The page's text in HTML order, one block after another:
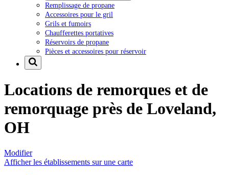
Remplissage de propane
Accessoires pour le gril
Grils et fumoirs
Chaufferettes portatives
Réservoirs de propane
Pièces et accessoires pour réservoir
Locations de remorques et de
remorquage près de Loveland,
OH
Modifier
Afficher les établissements sur une carte